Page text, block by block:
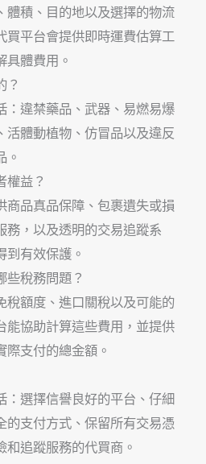
體積、目的地以及選擇的物流
買平台會提供即時運費估算工
具體費用。
？
：違禁藥品、武器、易燃易爆
活體動植物、仿冒品以及違反
。
權益？
商品真品保障、包裹遺失或損
務，以及透明的交易追蹤系
到有效保護。
些稅務問題？
稅額度、進口關稅以及可能的
能協助計算這些費用，並提供
際支付的總金額。
：選擇信譽良好的平台、仔細
的支付方式、保留所有交易憑
追蹤服務的代買商。